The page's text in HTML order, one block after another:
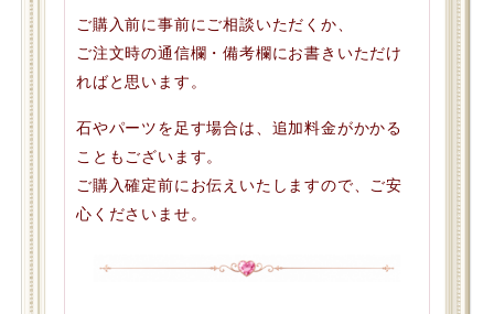
ご購入前に事前にご相談いただくか、
ご注文時の通信欄・備考欄にお書きいただけ
ればと思います。
石やパーツを足す場合は、追加料金がかかる
こともございます。
ご購入確定前にお伝えいたしますので、ご安
心くださいませ。